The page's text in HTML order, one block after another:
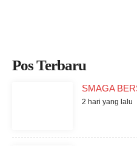
Pos Terbaru
SMAGA
2 hari yang lalu